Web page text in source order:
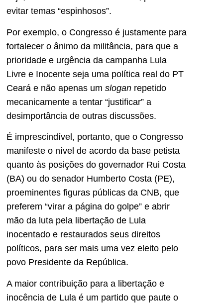
evitar temas “espinhosos”.
Por exemplo, o Congresso é justamente para
fortalecer o ânimo da militância, para que a
prioridade e urgência da campanha Lula
Livre e Inocente seja uma política real do PT
Ceará e não apenas um slogan repetido
mecanicamente a tentar “justificar” a
desimportância de outras discussões.
É imprescindível, portanto, que o Congresso
manifeste o nível de acordo da base petista
quanto às posições do governador Rui Costa
(BA) ou do senador Humberto Costa (PE),
proeminentes figuras públicas da CNB, que
preferem “virar a página do golpe” e abrir
mão da luta pela libertação de Lula
inocentado e restaurados seus direitos
políticos, para ser mais uma vez eleito pelo
povo Presidente da República.
A maior contribuição para a libertação e
inocência de Lula é um partido que paute o